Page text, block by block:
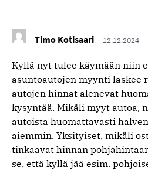
Timo Kotisaari 12.12.2024
Kyllä nyt tulee käymään niin
asuntoautojen myynti laskee
autojen hinnat alenevat
kysyntää. Mikäli myyt autoa,
autoista huomattavasti
aiemmin. Yksityiset, mikäli
tinkaavat hinnan
se, että kyllä jää esim.